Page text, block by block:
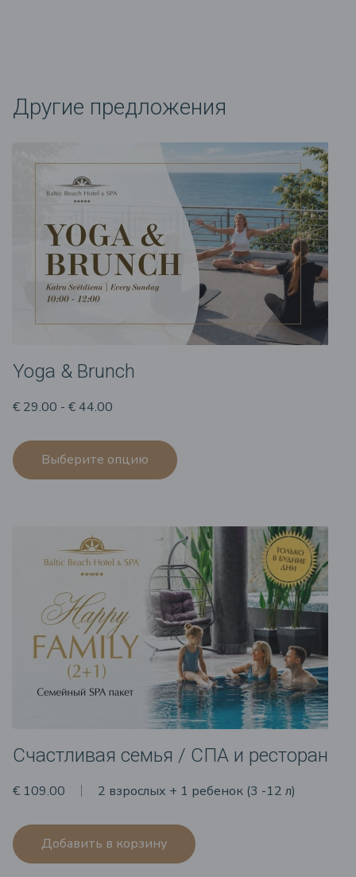
Другие предложения
Yoga & Brunch
€ 29.00 - € 44.00
Выберите опцию
Счастливая семья / СПА и ресторан
€ 109.00 2 взрослых + 1 ребенок (3 -12 л)
Добавить в корзину